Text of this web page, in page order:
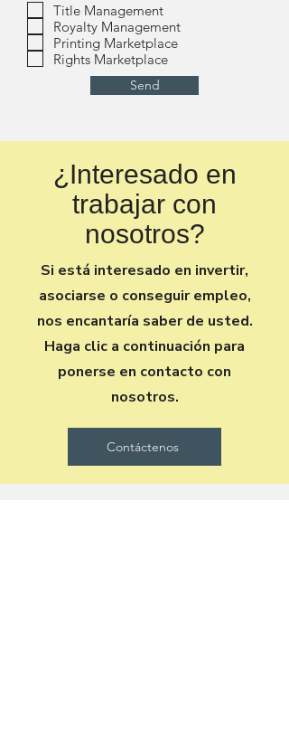
Title Management
Royalty Management
Printing Marketplace
Rights Marketplace
Send
¿Interesado en
trabajar con
nosotros?
Si está interesado en invertir,
asociarse o conseguir empleo,
nos encantaría saber de usted.
Haga clic a continuación para
ponerse en contacto con
nosotros.
Contáctenos